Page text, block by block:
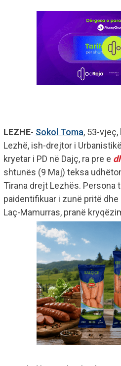
LEZHE- Sokol Toma, 53-
Lezhë, ish-drejtor i
kryetar i PD në Dajç, ra pre e
shtunës (9 Maj) teksa
Tirana drejt Lezhës. Persona
paidentifikuar i zunë pritë
Laç-Mamurras, pranë